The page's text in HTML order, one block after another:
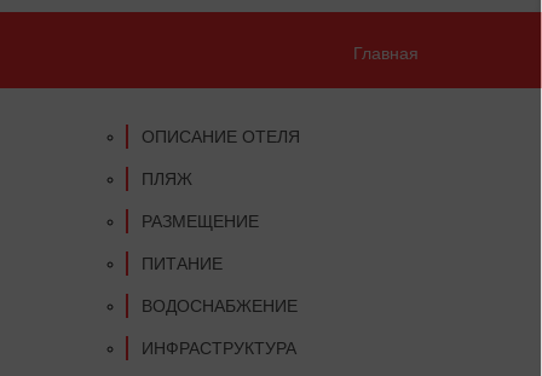
Главная
ОПИСАНИЕ ОТЕЛЯ
ПЛЯЖ
РАЗМЕЩЕНИЕ
ПИТАНИЕ
ВОДОСНАБЖЕНИЕ
ИНФРАСТРУКТУРА